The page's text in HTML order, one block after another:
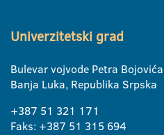
Univerzitetski grad
Bulevar vojvode Petra Bojovića
Banja Luka, Republika Srpska
+387 51 321 171
Faks: +387 51 315 694